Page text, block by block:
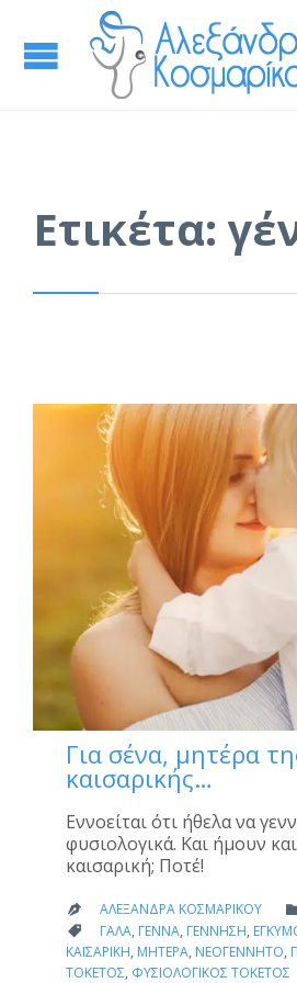
Ετικέτα:
Για σένα, μητέρα
καισαρικής…
Εννοείται ότι ήθελα να
φυσιολογικά. Και ήμουν
καισαρική; Ποτέ!
 ΑΛΕΞΆΝΔΡΑ ΚΟΣΜΑΡΊΚΟΥ
 CATEGORY
ΓΆΛΑ, ΓΈΝΝΑ, ΓΈΝΝΗΣΗ,
ΚΑΙΣΑΡΙΚΉ, ΜΗΤΈΡΑ, ΝΕΟΓΈΝΝΗΤΟ,
ΤΟΚΕΤΌΣ, ΦΥΣΙΟΛΟΓΙΚΌΣ ΤΟΚΕΤΌΣ